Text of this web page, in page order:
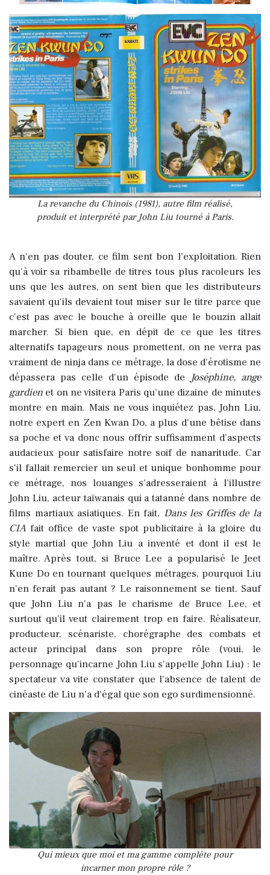
La revanche du Chinois (1981), autre film réalisé,
produit et interprété par John Liu tourné à Paris.
A n'en pas douter, ce film sent bon l'exploitation. Rien
qu'à voir sa ribambelle de titres tous plus racoleurs les
uns que les autres, on sent bien que les distributeurs
savaient qu'ils devaient tout miser sur le titre parce que
c'est pas avec le bouche à oreille que le bouzin allait
marcher. Si bien que, en dépit de ce que les titres
alternatifs tapageurs nous promettent, on ne verra pas
vraiment de ninja dans ce métrage, la dose d'érotisme ne
dépassera pas celle d'un épisode de Joséphine, ange
gardien et on ne visitera Paris qu'une dizaine de minutes
montre en main. Mais ne vous inquiétez pas, John Liu,
notre expert en Zen Kwan Do, a plus d'une bêtise dans
sa poche et va donc nous offrir suffisamment d'aspects
audacieux pour satisfaire notre soif de nanaritude. Car
s'il fallait remercier un seul et unique bonhomme pour
ce métrage, nos louanges s'adresseraient à l'illustre
John Liu, acteur taïwanais qui a tatanné dans nombre de
films martiaux asiatiques. En fait, Dans les Griffes de la
CIA fait office de vaste spot publicitaire à la gloire du
style martial que John Liu a inventé et dont il est le
maître. Après tout, si Bruce Lee a popularisé le Jeet
Kune Do en tournant quelques métrages, pourquoi Liu
n'en ferait pas autant ? Le raisonnement se tient. Sauf
que John Liu n'a pas le charisme de Bruce Lee, et
surtout qu'il veut clairement trop en faire. Réalisateur,
producteur, scénariste, chorégraphe des combats et
acteur principal dans son propre rôle (voui, le
personnage qu'incarne John Liu s'appelle John Liu) : le
spectateur va vite constater que l'absence de talent de
cinéaste de Liu n'a d'égal que son ego surdimensionné.
Qui mieux que moi et ma gamme complète pour
incarner mon propre rôle ?